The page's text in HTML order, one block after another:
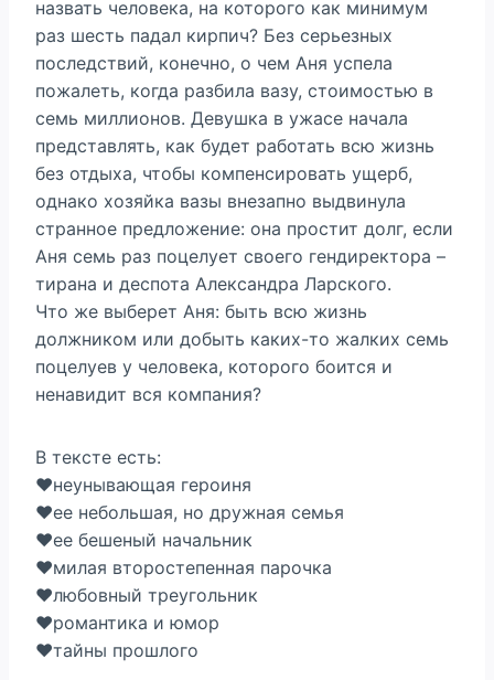
назвать человека, на которого как минимум
раз шесть падал кирпич? Без серьезных
последствий, конечно, о чем Аня успела
пожалеть, когда разбила вазу, стоимостью в
семь миллионов. Девушка в ужасе начала
представлять, как будет работать всю жизнь
без отдыха, чтобы компенсировать ущерб,
однако хозяйка вазы внезапно выдвинула
странное предложение: она простит долг, если
Аня семь раз поцелует своего гендиректора –
тирана и деспота Александра Ларского.
Что же выберет Аня: быть всю жизнь
должником или добыть каких-то жалких семь
поцелуев у человека, которого боится и
ненавидит вся компания?
В тексте есть:
‍❤️‍неунывающая героиня
‍❤️‍ее небольшая, но дружная семья
‍❤️‍ее бешеный начальник
‍❤️‍милая второстепенная парочка
‍❤️‍любовный треугольник
‍❤️‍романтика и юмор
‍❤️‍тайны прошлого